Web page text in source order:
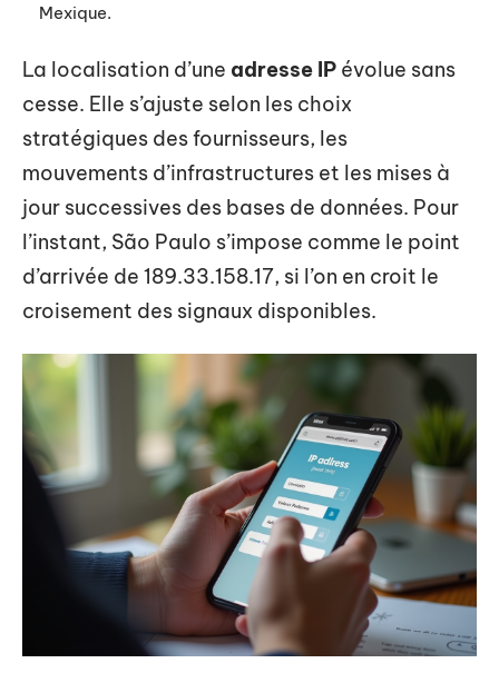
Mexique.
La localisation d’une adresse IP évolue sans
cesse. Elle s’ajuste selon les choix
stratégiques des fournisseurs, les
mouvements d’infrastructures et les mises à
jour successives des bases de données. Pour
l’instant, São Paulo s’impose comme le point
d’arrivée de 189.33.158.17, si l’on en croit le
croisement des signaux disponibles.